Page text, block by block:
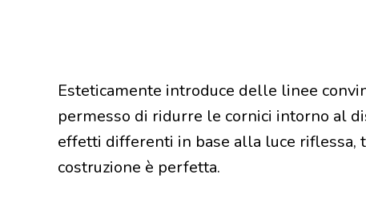
Esteticamente introduce delle linee
permesso di ridurre le cornici intorno al
effetti differenti in base alla luce riflessa,
costruzione è perfetta.